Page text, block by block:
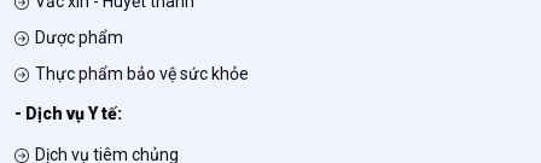
Dược phẩm
Thực phẩm bảo vệ sức khỏe
- Dịch vụ Y tế:
Dịch vụ tiêm chủng